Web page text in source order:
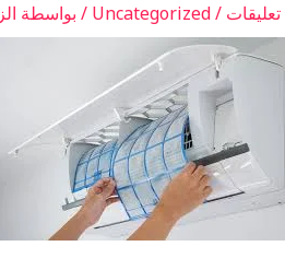
/
Uncategorized / بواسطة